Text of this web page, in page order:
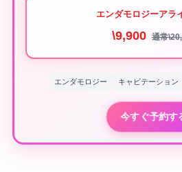
エンダモロジーアラ
\9,900 通常
エンダモロジー キャビテーション
今すぐ予約す